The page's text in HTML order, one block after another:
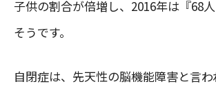
子供の割合が倍増し、2016年は『68
そうです。
自閉症は、先天性の脳機能障害と言